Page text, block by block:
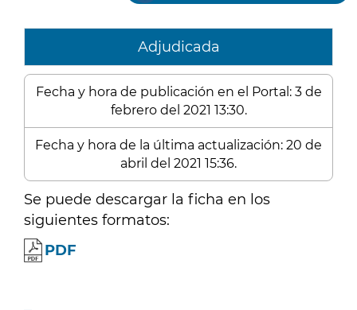
Adjudicada
Fecha y hora de publicación en el Portal: 3 de
febrero del 2021 13:30.
Fecha y hora de la última actualización: 20 de
abril del 2021 15:36.
Se puede descargar la ficha en los
siguientes formatos:
PDF